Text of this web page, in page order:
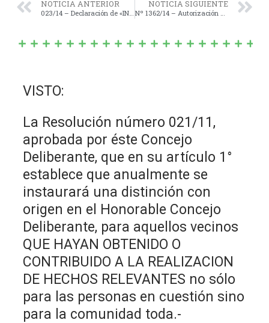
NOTICIA ANTERIOR
023/14 – Declaración de «INTERÉS MUNICIPAL y LEGISLATIVO» el Evento «Tiempo de Gauchos».
NOTICIA SIGUIENTE
Nº 1362/14 – Autorización al D.E. para dar de baja del Inventario de bienes físicos de la Municipalidad de 2 Motoniveladoras y 1 Pala Cargadora.
VISTO:
La Resolución número 021/11,
aprobada por éste Concejo
Deliberante, que en su artículo 1°
establece que anualmente se
instaurará una distinción con
origen en el Honorable Concejo
Deliberante, para aquellos vecinos
QUE HAYAN OBTENIDO O
CONTRIBUIDO A LA REALIZACION
DE HECHOS RELEVANTES no sólo
para las personas en cuestión sino
para la comunidad toda.-